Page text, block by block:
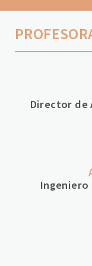
Director de
Ingeniero